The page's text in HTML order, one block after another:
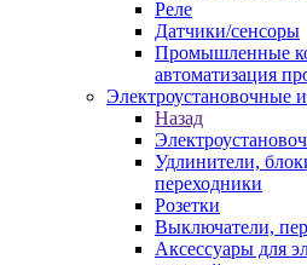
Реле
Датчики/сенсоры
Промышленные
автоматизация
Электроустановочные
Назад
Удлинители,
переходники
Розетки
Выключатели,
Аксессуары для